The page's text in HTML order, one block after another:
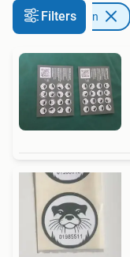
Filters
Verzamelen